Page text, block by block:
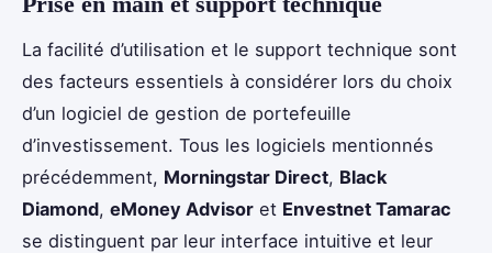
La facilité d’utilisation et le support technique sont
des facteurs essentiels à considérer lors du choix
d’un logiciel de gestion de portefeuille
d’investissement. Tous les logiciels mentionnés
précédemment, Morningstar Direct, Black
Diamond, eMoney Advisor et Envestnet Tamarac
se distinguent par leur interface intuitive et leur